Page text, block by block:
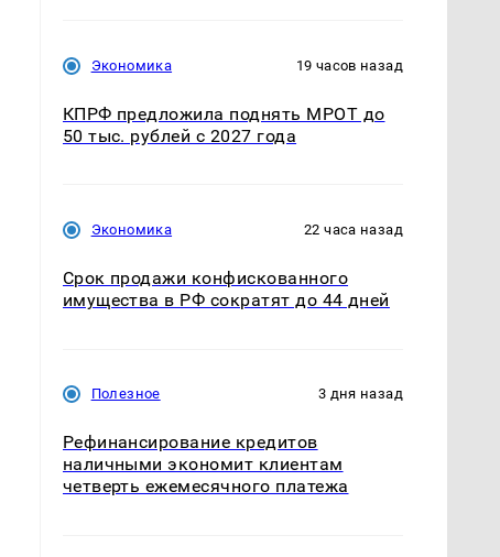
Экономика 19 часов назад
КПРФ предложила поднять МРОТ до
50 тыс. рублей с 2027 года
Экономика 22 часа назад
Срок продажи конфискованного
имущества в РФ сократят до 44 дней
Полезное 3 дня назад
Рефинансирование кредитов
наличными экономит клиентам
четверть ежемесячного платежа